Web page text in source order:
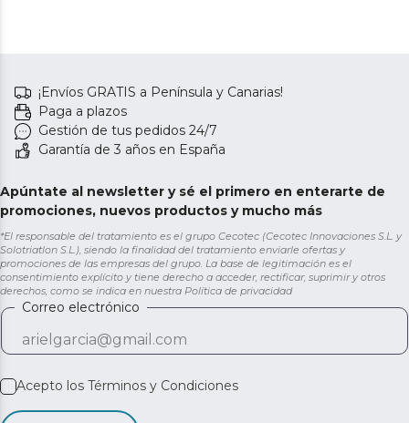
¡Envíos GRATIS a Península y Canarias!
Paga a plazos
Gestión de tus pedidos 24/7
Garantía de 3 años en España
Apúntate al newsletter y sé el primero en enterarte de
promociones, nuevos productos y mucho más
*El responsable del tratamiento es el grupo Cecotec (Cecotec Innovaciones S.L. y
Solotriatlon S.L.), siendo la finalidad del tratamiento enviarle ofertas y
promociones de las empresas del grupo. La base de legitimación es el
consentimiento explícito y tiene derecho a acceder, rectificar, suprimir y otros
derechos, como se indica en nuestra Política de privacidad
Correo electrónico
Acepto los Términos y Condiciones